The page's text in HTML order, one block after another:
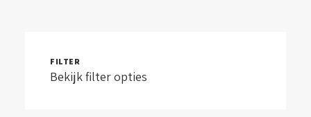
FILTER
Bekijk filter opties